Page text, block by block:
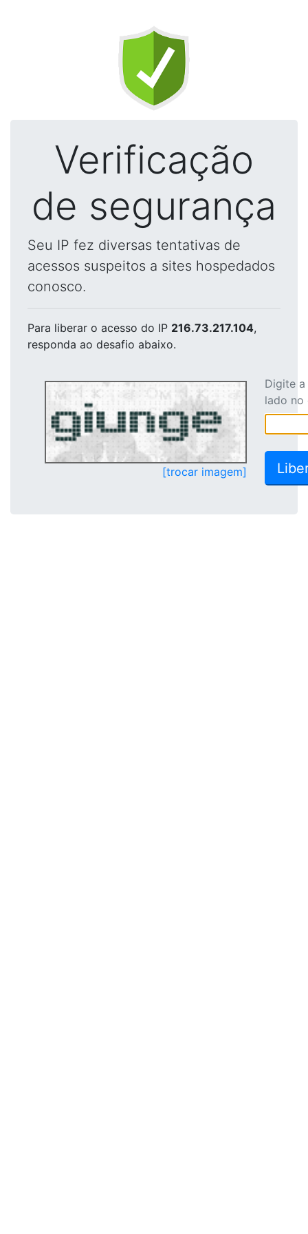
Verificação
de segurança
Seu IP fez diversas tentativas de
acessos suspeitos a sites hospedados
conosco.
Para liberar o acesso do IP 216.73.217.104,
responda ao desafio abaixo.
[trocar imagem]
Digite
lado no